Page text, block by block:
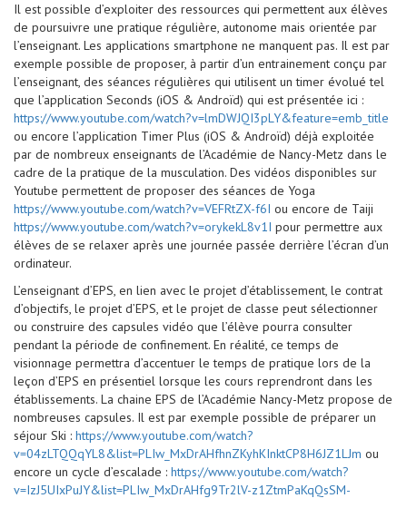
Il est possible d’exploiter des ressources qui permettent aux élèves
de poursuivre une pratique régulière, autonome mais orientée par
l’enseignant. Les applications smartphone ne manquent pas. Il est par
exemple possible de proposer, à partir d’un entrainement conçu par
l’enseignant, des séances régulières qui utilisent un timer évolué tel
que l’application Seconds (iOS & Androïd) qui est présentée ici :
https://www.youtube.com/watch?v=lmDWJQI3pLY&feature=emb_title
ou encore l’application Timer Plus (iOS & Androïd) déjà exploitée
par de nombreux enseignants de l’Académie de Nancy-Metz dans le
cadre de la pratique de la musculation. Des vidéos disponibles sur
Youtube permettent de proposer des séances de Yoga
https://www.youtube.com/watch?v=VEFRtZX-f6I ou encore de Taiji
https://www.youtube.com/watch?v=orykekL8v1I pour permettre aux
élèves de se relaxer après une journée passée derrière l’écran d’un
ordinateur.
L’enseignant d’EPS, en lien avec le projet d’établissement, le contrat
d’objectifs, le projet d’EPS, et le projet de classe peut sélectionner
ou construire des capsules vidéo que l’élève pourra consulter
pendant la période de confinement. En réalité, ce temps de
visionnage permettra d’accentuer le temps de pratique lors de la
leçon d’EPS en présentiel lorsque les cours reprendront dans les
établissements. La chaine EPS de l’Académie Nancy-Metz propose de
nombreuses capsules. Il est par exemple possible de préparer un
séjour Ski : https://www.youtube.com/watch?
v=04zLTQQqYL8&list=PLIw_MxDrAHfhnZKyhKInktCP8H6JZ1LJm ou
encore un cycle d’escalade : https://www.youtube.com/watch?
v=IzJ5UIxPuJY&list=PLIw_MxDrAHfg9Tr2lV-z1ZtmPaKqQsSM-